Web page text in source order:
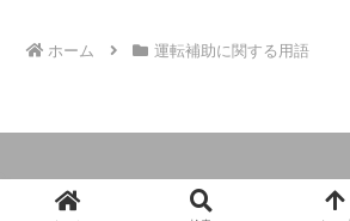
ホーム 運転補助に関する用語
© 2024 クルマの大辞典.